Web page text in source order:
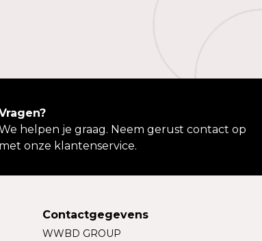
helpen je graag. Neem gerust contact op
met onze klantenservice.
Contactgegevens
WWBD GROUP